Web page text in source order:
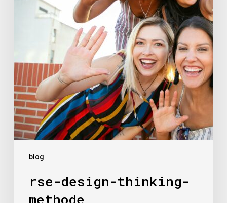
blog
rse-design-thinking-
methode